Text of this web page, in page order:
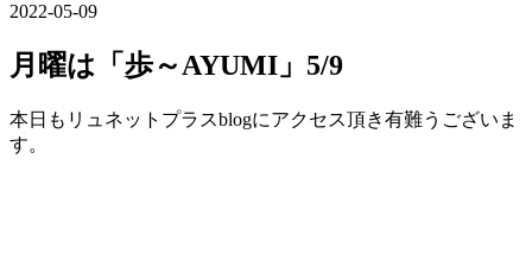
2022-05-09
月曜は「歩～AYUMI」5/9
本日もリュネットプラスblogにアクセス頂き有難うございま
す。